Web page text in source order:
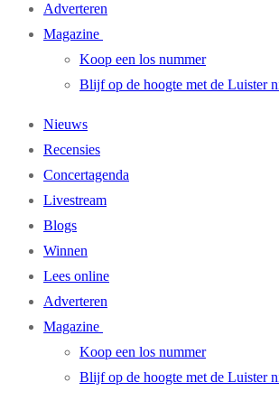
Adverteren
Magazine
Koop een los nummer
Blijf op de hoogte met de Luister
Nieuws
Recensies
Concertagenda
Livestream
Blogs
Winnen
Lees online
Adverteren
Magazine
Koop een los nummer
Blijf op de hoogte met de Luister